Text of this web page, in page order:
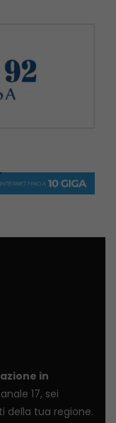
in
17, sei
della tua regione.